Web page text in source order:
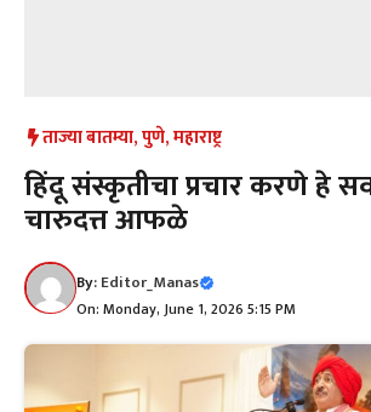
ताज्या बातम्या,पुणे,महाराष्ट्र
हिंदू संस्कृतीचा प्रचार करणे हे
चारुदत्त आफळे
By:Editor_Manas
On: Monday, June 1, 2026 5:15 PM